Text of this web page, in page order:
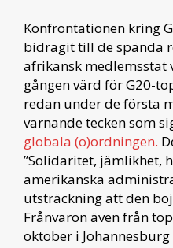
Konfrontationen kring
bidragit till de spända
afrikansk medlemsstat
gången värd för G20-
redan under de första
varnande tecken som
globala (o)ordningen.
”Solidaritet, jämlikhet,
amerikanska
utsträckning att den
Frånvaron även från
oktober i